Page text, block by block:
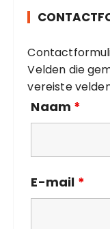
r
e
ë
n
Velden die
vereiste
Naam *
E-mail *